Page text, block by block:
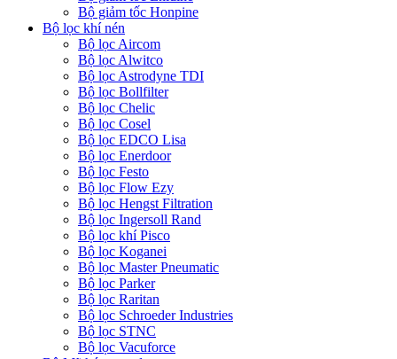
Bộ giảm tốc Honpine
Bộ lọc khí nén
Bộ lọc Aircom
Bộ lọc Alwitco
Bộ lọc Astrodyne TDI
Bộ lọc Bollfilter
Bộ lọc Chelic
Bộ lọc Cosel
Bộ lọc EDCO Lisa
Bộ lọc Enerdoor
Bộ lọc Festo
Bộ lọc Flow Ezy
Bộ lọc Hengst Filtration
Bộ lọc Ingersoll Rand
Bộ lọc khí Pisco
Bộ lọc Koganei
Bộ lọc Master Pneumatic
Bộ lọc Parker
Bộ lọc Raritan
Bộ lọc Schroeder Industries
Bộ lọc STNC
Bộ lọc Vacuforce